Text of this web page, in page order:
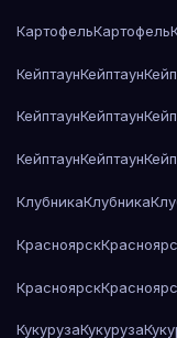
КартофельКартофель
КейптаунКейптаун
КейптаунКейптаун
КейптаунКейптаун
КлубникаКлубника
Красноярск
Красноярск
КукурузаКукуруза